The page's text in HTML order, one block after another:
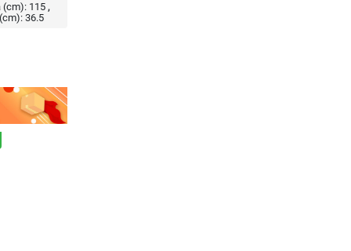
(cm): 115
36.5